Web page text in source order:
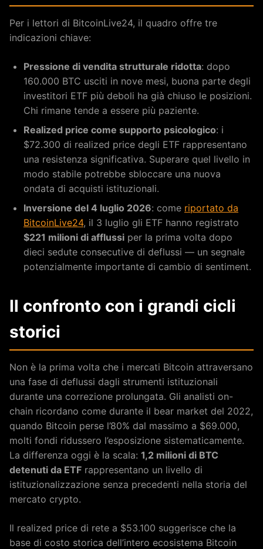
Per i lettori di BitcoinLive24, il quadro offre tre
indicazioni chiave:
Pressione di vendita strutturale ridotta: dopo
160.000 BTC usciti in nove mesi, buona parte degli
investitori ETF più deboli ha già chiuso le posizioni.
Chi rimane tende a essere più paziente.
Realized price come supporto psicologico: i
$72.300 di realized price degli ETF rappresentano
una resistenza significativa. Superare quel livello in
modo stabile potrebbe sbloccare una nuova
ondata di acquisti istituzionali.
Inversione del 4 luglio 2026: come riportato da
BitcoinLive24, il 3 luglio gli ETF hanno registrato
$221 milioni di afflussi per la prima volta dopo
dieci sedute consecutive di deflussi — un segnale
potenzialmente importante di cambio di sentiment.
Il confronto con i grandi cicli
storici
Non è la prima volta che i mercati Bitcoin attraversano
una fase di deflussi dagli strumenti istituzionali
durante una correzione prolungata. Gli analisti on-
chain ricordano come durante il bear market del 2022,
quando Bitcoin perse l’80% dal massimo a $69.000,
molti fondi ridussero l’esposizione sistematicamente.
La differenza oggi è la scala: 1,2 milioni di BTC
detenuti da ETF rappresentano un livello di
istituzionalizzazione senza precedenti nella storia del
mercato crypto.
Il realized price di rete a $53.100 suggerisce che la
base di costo storica dell’intero ecosistema Bitcoin